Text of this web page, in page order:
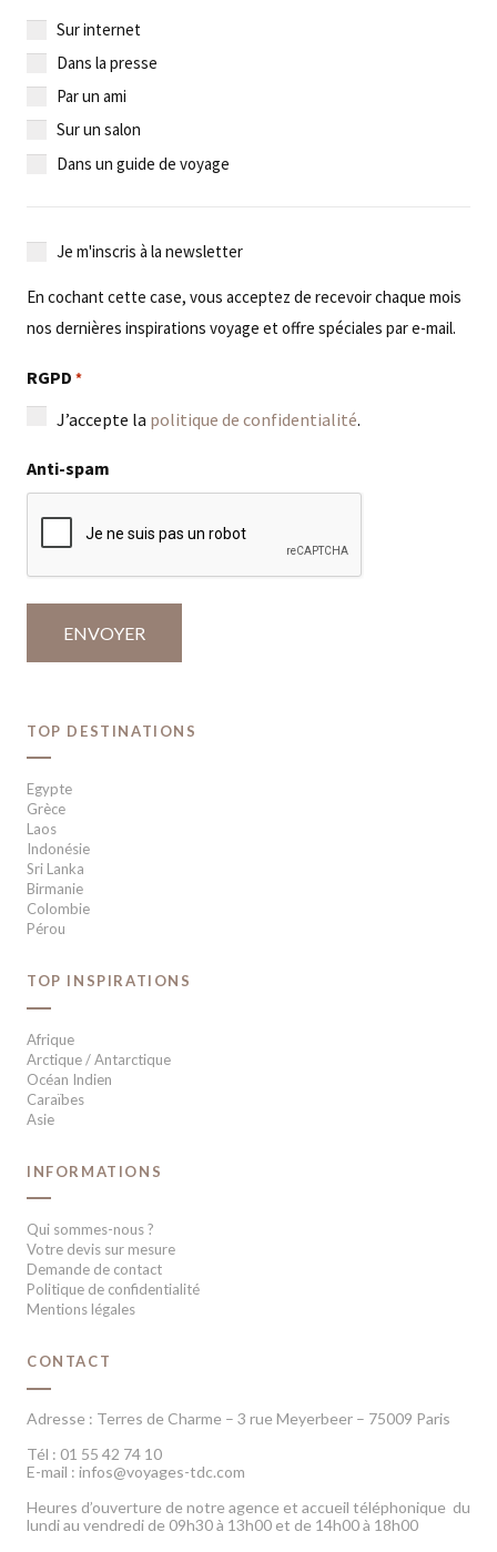
Sur internet
Dans la presse
Par un ami
Sur un salon
Dans un guide de voyage
Je
à
la
newsletter
Je m'inscris à la newsletter
En cochant cette case, vous acceptez de recevoir chaque mois
nos dernières inspirations voyage et offre spéciales par e-mail.
RGPD *
J’accepte la politique de confidentialité.
Anti-spam
TOP DESTINATIONS
Egypte
Grèce
Laos
Indonésie
Sri Lanka
Birmanie
Colombie
Pérou
TOP INSPIRATIONS
Afrique
Arctique / Antarctique
Océan Indien
Caraïbes
Asie
INFORMATIONS
Qui sommes-nous ?
Votre devis sur mesure
Demande de contact
Politique de confidentialité
Mentions légales
CONTACT
Adresse : Terres de Charme – 3 rue Meyerbeer – 75009 Paris
Tél : 01 55 42 74 10
E-mail : infos@voyages-tdc.com
Heures d’ouverture de notre agence et accueil téléphonique du
lundi au vendredi de 09h30 à 13h00 et de 14h00 à 18h00